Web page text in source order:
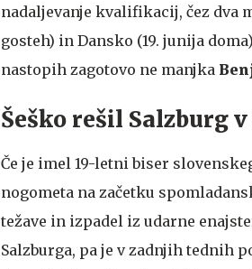
nadaljevanje kvalifikacij, čez dva
gosteh) in Dansko (19. junija
nastopih zagotovo ne manjka
Šeško rešil Salzburg
Če je imel 19-letni biser
nogometa na začetku
težave in izpadel iz udarne
Salzburga, pa je v zadnjih tednih